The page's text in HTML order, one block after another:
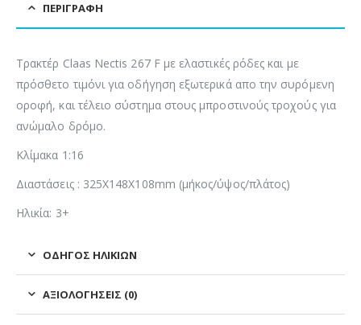
ΠΕΡΙΓΡΑΦΉ
Τρακτέρ Claas Nectis 267 F με ελαστικές ρόδες και με
πρόσθετο τιμόνι για οδήγηση εξωτερικά απο την συρόμενη
οροφή, και τέλειο σύστημα στους μπροστινούς τροχούς για
ανώμαλο δρόμο.
Κλίμακα 1:16
Διαστάσεις : 325Χ148Χ108mm (μήκος/ύψος/πλάτος)
Ηλικία: 3+
ΟΔΗΓΌΣ ΗΛΙΚΙΏΝ
ΑΞΙΟΛΟΓΉΣΕΙΣ (0)